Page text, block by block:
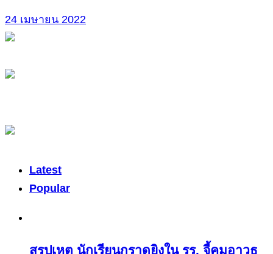
24 เมษายน 2022
Latest
Popular
สรุปเหตุ นักเรียนกราดยิงใน รร. จี้คุมอาวุธ